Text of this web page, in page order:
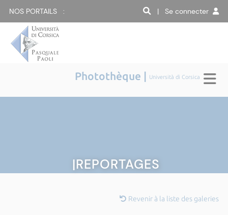
NOS PORTAILS : | Se connecter
Photothèque | Università di Corsica
|REPORTAGES
Revenir à la liste des galeries